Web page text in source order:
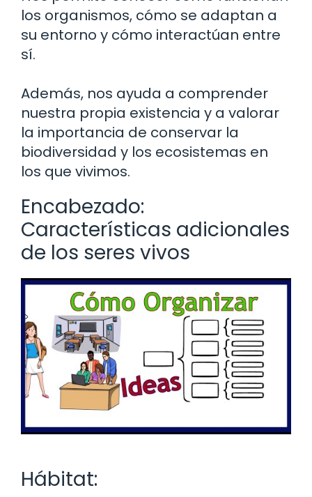
los organismos, cómo se adaptan a
su entorno y cómo interactúan entre
sí.
Además, nos ayuda a comprender
nuestra propia existencia y a valorar
la importancia de conservar la
biodiversidad y los ecosistemas en
los que vivimos.
Encabezado:
Características adicionales
de los seres vivos
Hábitat: